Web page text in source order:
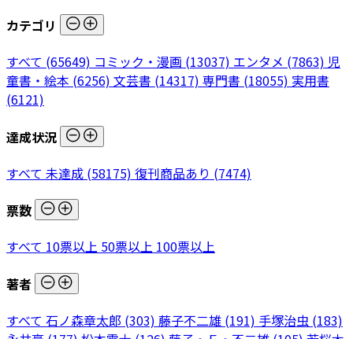
カテゴリ
すべて (65649) コミック・漫画 (13037) エンタメ (7863) 児
童書・絵本 (6256) 文芸書 (14317) 専門書 (18055) 実用書
(6121)
達成状況
すべて 未達成 (58175) 復刊商品あり (7474)
票数
すべて 10票以上 50票以上 100票以上
著者
すべて 石ノ森章太郎 (303) 藤子不二雄 (191) 手塚治虫 (183)